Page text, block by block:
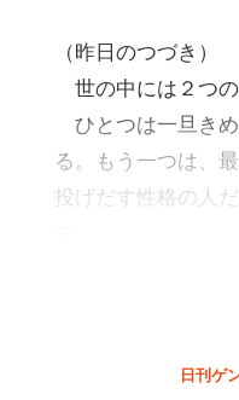
（昨日のつづき）
世の中には２つの
ひとつは一旦き
る。もう一つは、
投げだす性格の人
日刊ゲ